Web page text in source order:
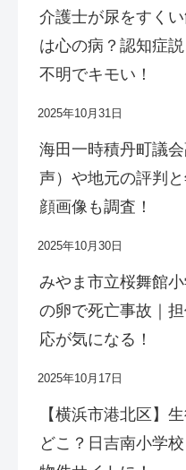
介護士が尿をすく
は心の病？認知症
不明でキモい！
2025年10月31日
海田一時積丹町議
声）や地元の評判
顔画像も調査！
2025年10月30日
みやま市立桜舞館
の卵で死亡事故｜
応が気になる！
2025年10月17日
【横浜市港北区】
どこ？日吉南小学